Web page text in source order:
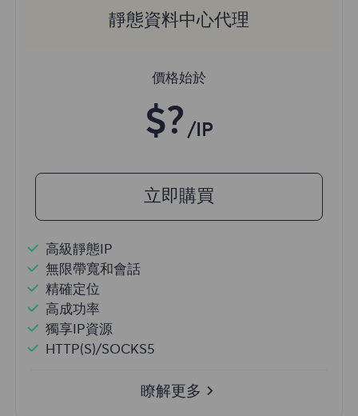
靜態資料中心代理
價格始於
$? /IP
立即購買
高級靜態IP
無限帶寬和會話
精確定位
高成功率
獨享IP資源
HTTP(S)/SOCKS5
瞭解更多